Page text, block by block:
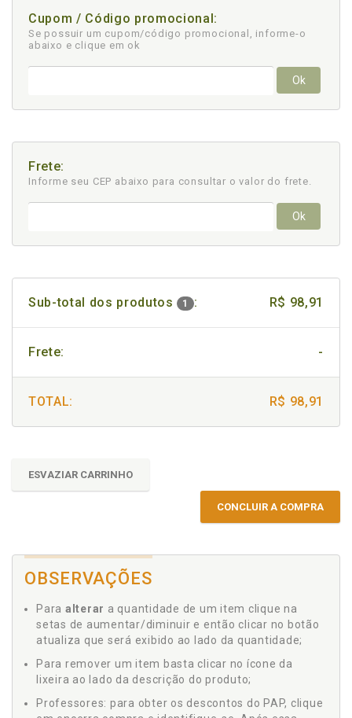
Cupom / Código promocional:
Se possuir um cupom/código promocional, informe-o
abaixo e clique em ok
Ok
Frete:
Informe seu CEP abaixo para consultar o valor do frete.
Ok
Sub-total dos produtos 1 : R$ 98,91
Frete: -
TOTAL: R$ 98,91
ESVAZIAR CARRINHO
CONCLUIR A COMPRA
OBSERVAÇÕES
Para alterar a quantidade de um item clique na
setas de aumentar/diminuir e então clicar no botão
atualiza que será exibido ao lado da quantidade;
Para remover um item basta clicar no ícone da
lixeira ao lado da descrição do produto;
Professores: para obter os descontos do PAP, clique